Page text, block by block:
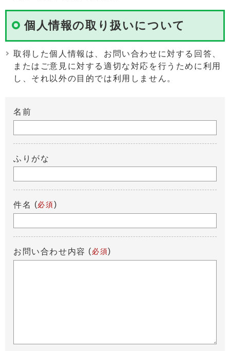
個人情報の取り扱いについて
取得した個人情報は、お問い合わせに対する回答、
またはご意見に対する適切な対応を行うために利用
し、それ以外の目的では利用しません。
名前
ふりがな
件名 (必須 )
お問い合わせ内容 ( 必須)